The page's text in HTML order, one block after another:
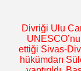
Divriği Ulu
ettiği Sivas-
hükümdarı